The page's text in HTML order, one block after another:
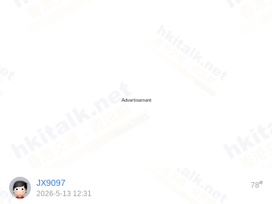
Advertisement
78#
JX9097
2026-5-13 12:31